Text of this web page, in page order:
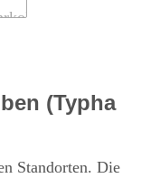
(Typha
Standorten. Die